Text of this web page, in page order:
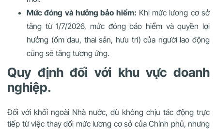
Mức đóng và hưởng bảo hiểm: Khi mức lương cơ sở
tăng từ 1/7/2026, mức đóng bảo hiểm và quyền lợi
hưởng (ốm đau, thai sản, hưu trí) của người lao động
cũng sẽ tăng tương ứng.
Quy định đối với khu vực doanh
nghiệp.
Đối với khối ngoài Nhà nước, dù không chịu tác động trực
tiếp từ việc thay đổi mức lương cơ sở của Chính phủ, nhưng